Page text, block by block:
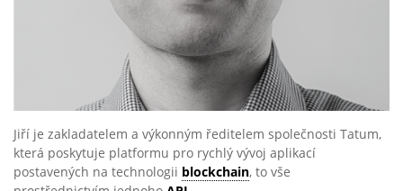
Jiří je zakladatelem a výkonným ředitelem společnosti Tatum,
která poskytuje platformu pro rychlý vývoj aplikací
postavených na technologii blockchain, to vše